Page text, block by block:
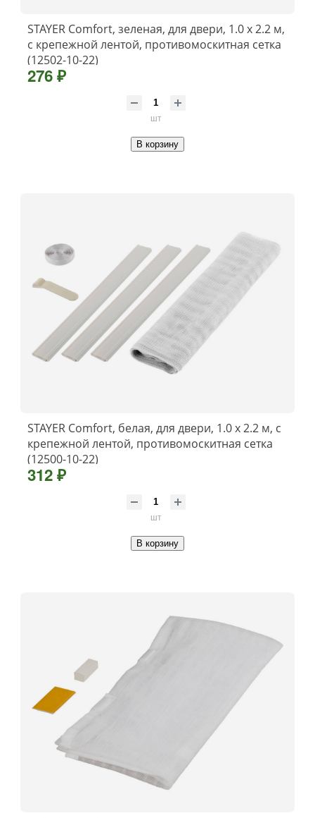
STAYER Comfort, зеленая, для двери, 1.0 х 2.2 м,
с крепежной лентой, противомоскитная сетка
(12502-10-22)
276 ₽
шт
В корзину
STAYER Comfort, белая, для двери, 1.0 х 2.2 м, с
крепежной лентой, противомоскитная сетка
(12500-10-22)
312 ₽
шт
В корзину